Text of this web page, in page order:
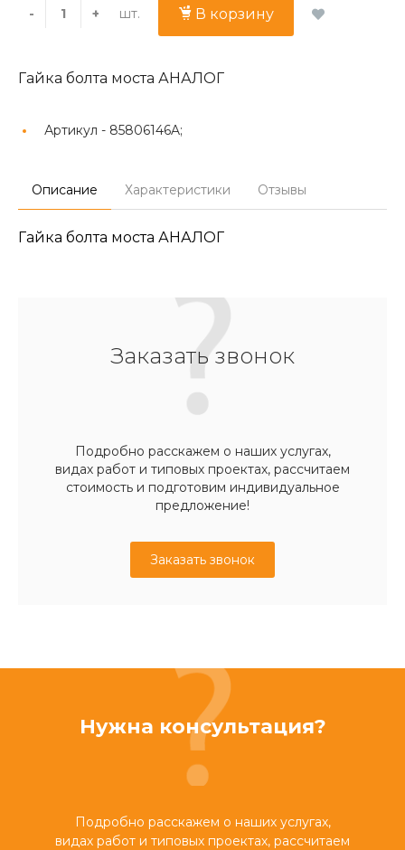
- + шт. В корзину
Гайка болта моста АНАЛОГ
Артикул - 85806146A;
Описание Характеристики Отзывы
Гайка болта моста АНАЛОГ
Заказать звонок
Подробно расскажем о наших услугах,
видах работ и типовых проектах, рассчитаем
стоимость и подготовим индивидуальное
предложение!
Заказать звонок
Нужна консультация?
Подробно расскажем о наших услугах,
видах работ и типовых проектах, рассчитаем